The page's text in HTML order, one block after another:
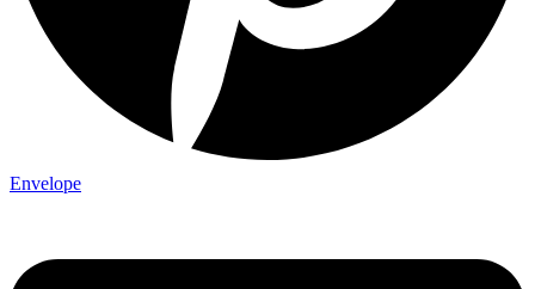
Envelope